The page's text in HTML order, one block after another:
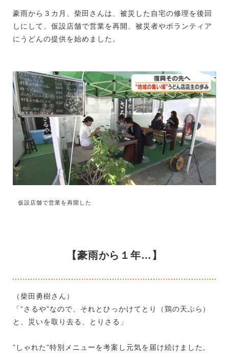
豪雨から３カ月、柴田さんは、被災した自宅の修理を後回
しにして、仮設店舗で営業を再開、被災者やボランティア
にうどんの提供を始めました。
仮設店舗で営業を再開した
【豪雨から１年…】
（柴田勇樹さん）
「“さるや”なので、それとひっかけてとり（鶏の天ぷら）
と、災いを取り去る、とりさる」
”しゃれた”特別メニューを考案し元気を届け続けました。